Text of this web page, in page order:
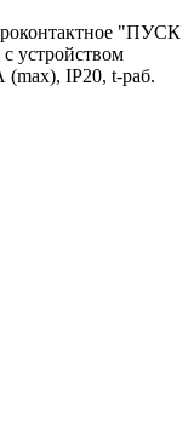
"ПУСК
IP20, t-раб.